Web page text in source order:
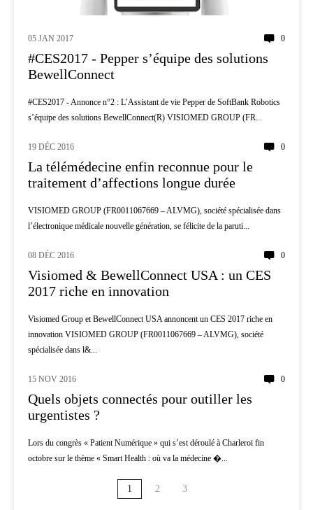
05 JAN 2017 0
#CES2017 - Pepper s’équipe des solutions
BewellConnect
#CES2017 - Annonce n°2 : L’Assistant de vie Pepper de SoftBank Robotics
s’équipe des solutions BewellConnect(R) VISIOMED GROUP (FR...
TÉLÉMÉDECINE
19 DÉC 2016 0
La télémédecine enfin reconnue pour le
traitement d’affections longue durée
VISIOMED GROUP (FR0011067669 – ALVMG), société spécialisée dans
l’électronique médicale nouvelle génération, se félicite de la paruti...
INNOVATION
08 DÉC 2016 0
Visiomed & BewellConnect USA : un CES
2017 riche en innovation
Visiomed Group et BewellConnect USA annoncent un CES 2017 riche en
innovation VISIOMED GROUP (FR0011067669 – ALVMG), société
spécialisée dans l&...
MÉDECINE D'URGENCE
15 NOV 2016 0
Quels objets connectés pour outiller les
urgentistes ?
Lors du congrès « Patient Numérique » qui s’est déroulé à Charleroi fin
octobre sur le thème « Smart Health : où va la médecine �...
1 2 3